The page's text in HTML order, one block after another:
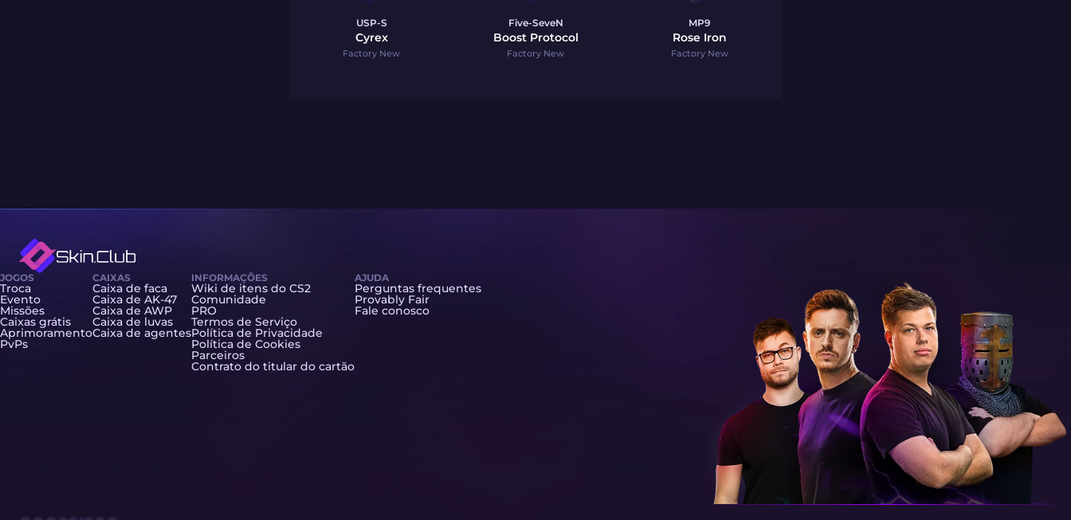
USP-S
Cyrex
Factory New
Five-SeveN
Boost Protocol
Factory New
MP9
Rose Iron
Factory New
JOGOS
Troca
Evento
Missões
Caixas grátis
Aprimoramento
PvPs
CAIXAS
Caixa de faca
Caixa de AK-47
Caixa de AWP
Caixa de luvas
Caixa de agentes
INFORMAÇÕES
Wiki de itens do CS2
Comunidade
PRO
Termos de Serviço
Política de Privacidade
Política de Cookies
Parceiros
Contrato do titular do cartão
AJUDA
Perguntas frequentes
Provably Fair
Fale conosco